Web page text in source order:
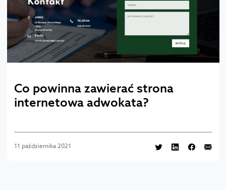
Co powinna zawierać strona
internetowa adwokata?
11 października 2021